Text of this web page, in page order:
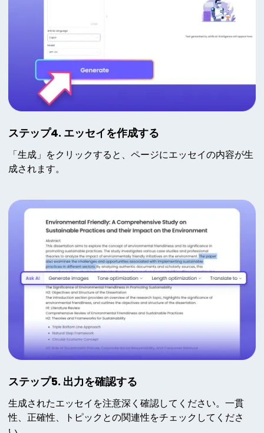
ステップ4. エッセイを作成する
「生成」をクリックすると、ページにエッセイの内容が生
成されます。
ステップ5. 出力を確認する
生成されたエッセイを注意深く確認してください。一貫
性、正確性、トピックとの関連性をチェックしてくださ